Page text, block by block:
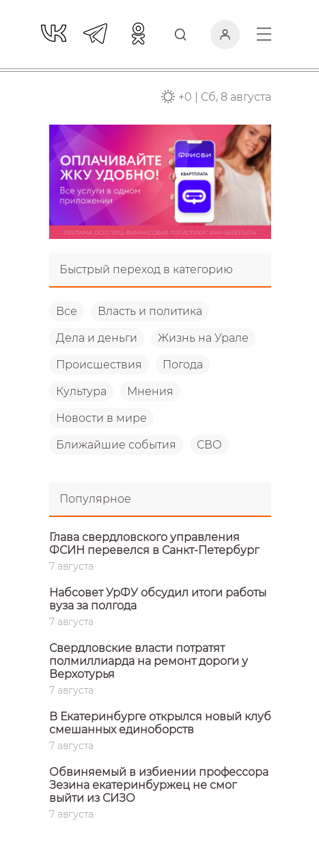
+0 Сб, 8 августа
Быстрый переход в категорию
Все Власть и политика
Дела и деньги Жизнь на Урале
Происшествия Погода
Культура Мнения
Новости в мире
Ближайшие события СВО
Популярное
Глава свердловского управления
ФСИН перевелся в Санкт-Петербург
7 августа
Набсовет УрФУ обсудил итоги работы
вуза за полгода
7 августа
Свердловские власти потратят
полмиллиарда на ремонт дороги у
Верхотурья
7 августа
В Екатеринбурге открылся новый клуб
смешанных единоборств
7 августа
Обвиняемый в избиении профессора
Зезина екатеринбуржец не смог
выйти из СИЗО
7 августа